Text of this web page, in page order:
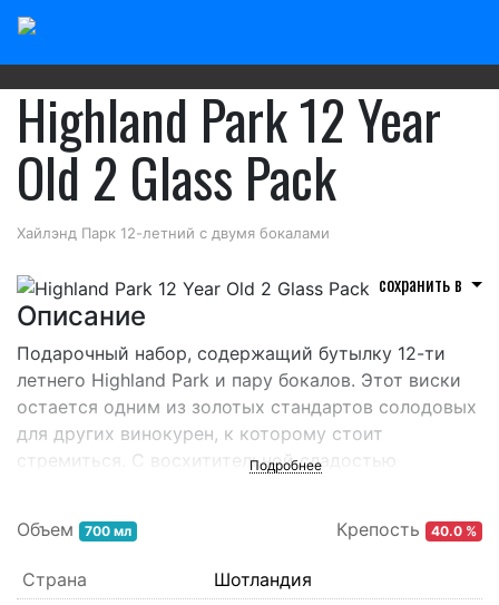
Highland Park 12 Year
Old 2 Glass Pack
Хайлэнд Парк 12-летний с двумя бокалами
сохранить в
Описание
Подарочный набор, содержащий бутылку 12-ти
летнего Highland Park и пару бокалов. Этот виски
остается одним из золотых стандартов солодовых
для других винокурен, к которому стоит
стремиться. С восхитительной сладостью
Подробнее
Объем 700 мл Крепость 40.0 %
Страна
Шотландия